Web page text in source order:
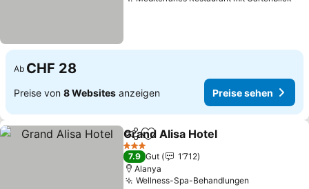
Ab CHF 28
Preise von 8 Websites anzeigen Preise sehen
TeilenZu Favoriten hinzufügen
Grand Alisa Hotel
3 Sterne
7.9 Gut
1’712
Alanya
Wellness-Spa-Behandlungen